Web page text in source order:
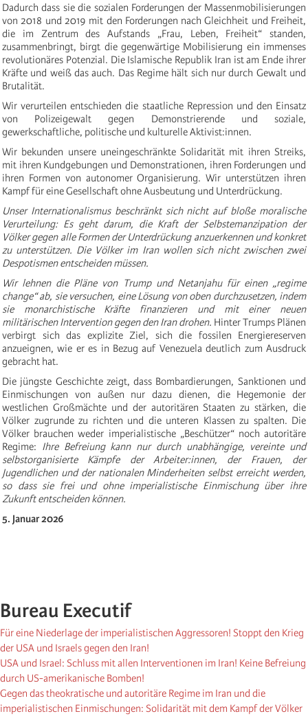
Dadurch dass sie die sozialen Forderungen der Massenmobilisierungen
von 2018 und 2019 mit den Forderungen nach Gleichheit und Freiheit,
die im Zentrum des Aufstands „Frau, Leben, Freiheit“ standen,
zusammenbringt, birgt die gegenwärtige Mobilisierung ein immenses
revolutionäres Potenzial. Die Islamische Republik Iran ist am Ende ihrer
Kräfte und weiß das auch. Das Regime hält sich nur durch Gewalt und
Brutalität.
Wir verurteilen entschieden die staatliche Repression und den Einsatz
von Polizeigewalt gegen Demonstrierende und soziale,
gewerkschaftliche, politische und kulturelle Aktivist:innen.
Wir bekunden unsere uneingeschränkte Solidarität mit ihren Streiks,
mit ihren Kundgebungen und Demonstrationen, ihren Forderungen und
ihren Formen von autonomer Organisierung. Wir unterstützen ihren
Kampf für eine Gesellschaft ohne Ausbeutung und Unterdrückung.
Unser Internationalismus beschränkt sich nicht auf bloße moralische
Verurteilung: Es geht darum, die Kraft der Selbstemanzipation der
Völker gegen alle Formen der Unterdrückung anzuerkennen und konkret
zu unterstützen. Die Völker im Iran wollen sich nicht zwischen zwei
Despotismen entscheiden müssen.
Wir lehnen die Pläne von Trump und Netanjahu für einen „regime
change“ ab, sie versuchen, eine Lösung von oben durchzusetzen, indem
sie monarchistische Kräfte finanzieren und mit einer neuen
militärischen Intervention gegen den Iran drohen. Hinter Trumps Plänen
verbirgt sich das explizite Ziel, sich die fossilen Energiereserven
anzueignen, wie er es in Bezug auf Venezuela deutlich zum Ausdruck
gebracht hat.
Die jüngste Geschichte zeigt, dass Bombardierungen, Sanktionen und
Einmischungen von außen nur dazu dienen, die Hegemonie der
westlichen Großmächte und der autoritären Staaten zu stärken, die
Völker zugrunde zu richten und die unteren Klassen zu spalten. Die
Völker brauchen weder imperialistische „Beschützer“ noch autoritäre
Regime: Ihre Befreiung kann nur durch unabhängige, vereinte und
selbstorganisierte Kämpfe der Arbeiter:innen, der Frauen, der
Jugendlichen und der nationalen Minderheiten selbst erreicht werden,
so dass sie frei und ohne imperialistische Einmischung über ihre
Zukunft entscheiden können.
5. Januar 2026
Bureau Executif
Für eine Niederlage der imperialistischen Aggressoren! Stoppt den Krieg
der USA und Israels gegen den Iran!
USA und Israel: Schluss mit allen Interventionen im Iran! Keine Befreiung
durch US-amerikanische Bomben!
Gegen das theokratische und autoritäre Regime im Iran und die
imperialistischen Einmischungen: Solidarität mit dem Kampf der Völker